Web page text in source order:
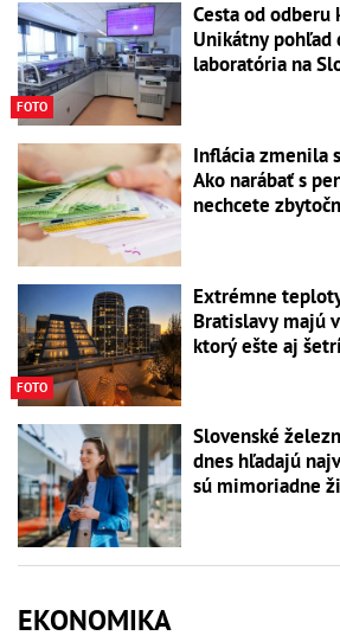
FOTO
Cesta od
Unikátny pohľad
laboratória na
Inflácia zmenila
Ako narábať s
nechcete
FOTO
Extrémne
Bratislavy majú
ktorý ešte aj
Slovenské
dnes hľadajú
sú mimoriadne
EKONOMIKA